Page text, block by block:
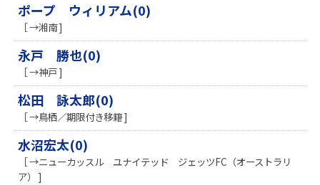
ポープ ウィリアム(0)
［ →湘南 ]
永戸 勝也(0)
［ →神戸 ]
松田 詠太郎(0)
［ →鳥栖／期限付き移籍 ]
水沼宏太(0)
［ →ニューカッスル ユナイテッド ジェッツFC（オーストラリ
ア） ]